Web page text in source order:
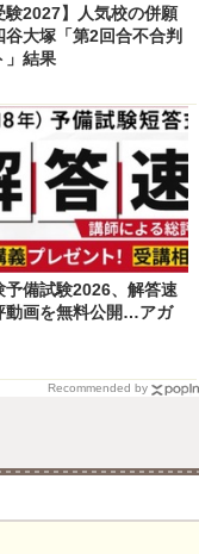
験2027】人気校の併願
大塚「第2回合不合判
」結果
予備試験2026、解答速
動画を無料公開…アガ
Recommended by